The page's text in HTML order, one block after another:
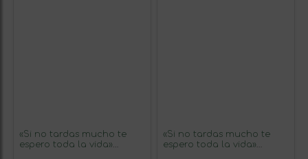
«Si no tardas mucho te
espero toda la vida»
«Si no tardas mucho te
espero toda la vida»